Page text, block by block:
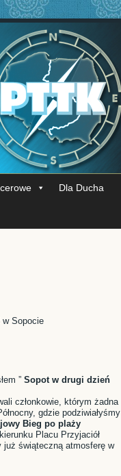
Dla Ducha
Sopocie
” Sopot w drugi dzień
członkowie, którym żadna
gdzie podziwiałyśmy
Bieg po plaży
Placu Przyjaciół
już świąteczną atmosferę w